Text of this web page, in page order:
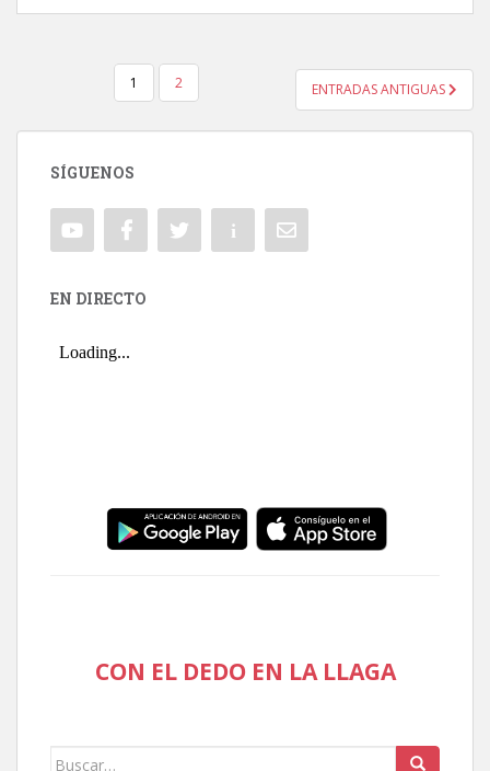
NAVEGACIÓN DE ENTRADAS
1 2 ENTRADAS ANTIGUAS
SÍGUENOS
EN DIRECTO
CON EL DEDO EN LA LLAGA
Buscar: